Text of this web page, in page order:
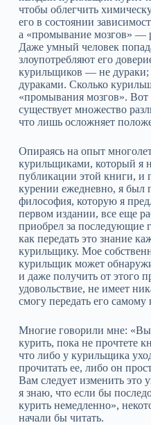
чтобы облегчить
его в состоянии
а «промывание мозгов» —
Даже умный человек
злоупотребляют его
курильщиков — не дураки;
дураками. Сколько
«промывания мозгов». Вот
существует множество
что лишь осложняет
Опираясь на опыт
курильщиками, который я
публикации этой книги, и
курении ежедневно, я был
философия, которую я
первом издании, все еще
приобрел за последующие
как передать это знание
курильщику. Мое
курильщик может
и даже получить от этого
удовольствие, не имеет
смогу передать его
Многие говорили мне: «Вы
курить, пока не прочтете
что либо у курильщика
прочитать ее, либо он
Вам следует изменить это
я знаю, что если бы
курить немедленно»,
начали бы читать.